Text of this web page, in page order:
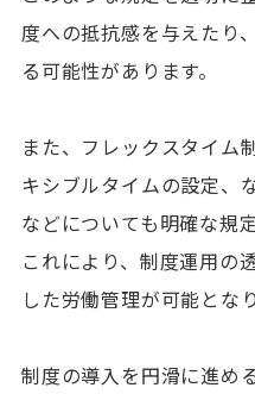
度への抵抗感を与えたり
る可能性があります。
また、フレックスタイム
キシブルタイムの設定、
などについても明確な規
これにより、制度運用の
した労働管理が可能となり
制度の導入を円滑に進め